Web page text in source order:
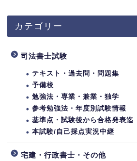
カテゴリー
司法書士試験
テキスト・過去問・問題集
予備校
勉強法・専業・兼業・独学
参考勉強法・年度別試験情報
基準点・試験後から合格発表迄
本試験/自己採点実況中継
宅建・行政書士・その他